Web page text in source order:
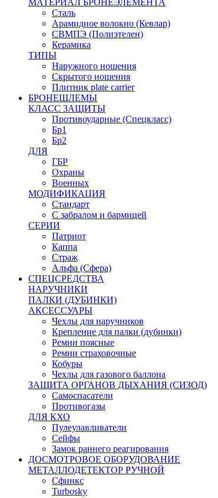
МАТЕРИАЛ БРОНЕЭЛЕМЕНТА
Сталь
Арамидное волокно (Кевлар)
СВМПЭ (Полиэтелен)
Керамика
ТИПЫ
Наружного ношения
Скрытого ношения
Плитник plate carrier
БРОНЕШЛЕМЫ
КЛАСС ЗАЩИТЫ
Противоударные (Спецкласс)
Бр1
Бр2
ДЛЯ
ГБР
Охраны
Военных
МОДИФИКАЦИЯ
Стандарт
С забралом и бармицей
СЕРИИ
Патриот
Каппа
Страж
Альфа (Сфера)
СПЕЦСРЕДСТВА
НАРУЧНИКИ
ПАЛКИ (ДУБИНКИ)
АКСЕССУАРЫ
Чехлы для наручников
Крепление для палки (дубинки)
Ремни поясные
Ремни страховочные
Кобуры
Чехлы для газового баллона
ЗАЩИТА ОРГАНОВ ДЫХАНИЯ (СИЗОД)
Самоспасатели
Противогазы
ДЛЯ КХО
Пулеулавливатели
Сейфы
Замок раннего реагирования
ДОСМОТРОВОЕ ОБОРУДОВАНИЕ
МЕТАЛЛОДЕТЕКТОР РУЧНОЙ
Сфинкс
Turbosky